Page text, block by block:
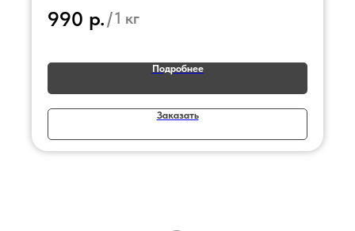
990 р. /1 кг
Подробнее
Заказать